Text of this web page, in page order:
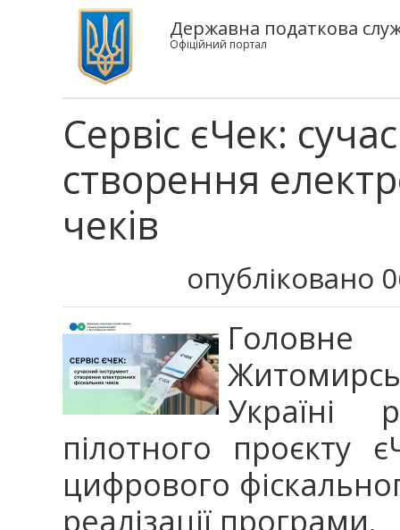
Державна податкова
Офіційний портал
Сервіс єЧек:
створення
чеків
опубліковано
Україні
пілотного проєкту
цифрового
реалізації програми.